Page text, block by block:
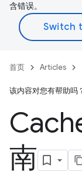
含错误。
首页 Articles
该内容对您有帮助吗
南